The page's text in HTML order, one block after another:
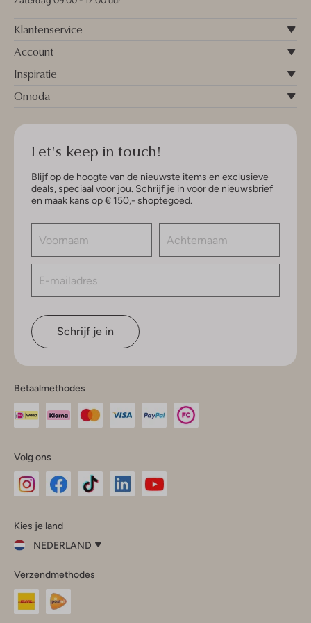
Klantenservice
Account
Inspiratie
Omoda
Let's keep in touch!
Blijf op de hoogte van de nieuwste items en exclusieve
deals, speciaal voor jou. Schrijf je in voor de nieuwsbrief
en maak kans op € 150,- shoptegoed.
Schrijf je in
Betaalmethodes
Volg ons
InstagramFacebook
Kies je land
NEDERLAND
je
land
Nederland
Verzendmethodes